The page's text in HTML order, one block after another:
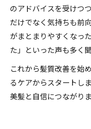
のアドバイスを受けつ
だけでなく気持ちも前
がまとまりやすくなっ
た」といった声も多く聞
これから髪質改善を始
るケアからスタートし
美髪と自信につながりま